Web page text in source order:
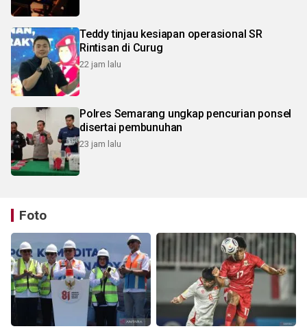
Teddy tinjau kesiapan operasional SR
Rintisan di Curug
22 jam lalu
Polres Semarang ungkap pencurian ponsel
disertai pembunuhan
23 jam lalu
Foto